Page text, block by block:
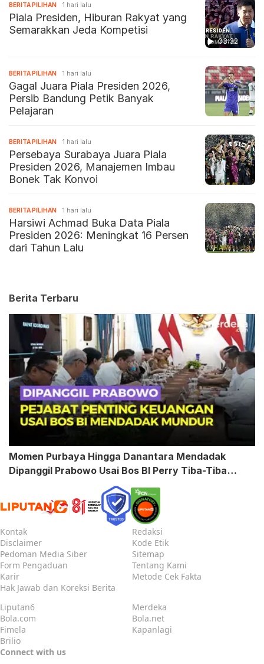
03:32
BERITA PILIHAN 1 hari lalu
Piala Presiden, Hiburan Rakyat yang
Semarakkan Jeda Kompetisi
BERITA PILIHAN 1 hari lalu
Gagal Juara Piala Presiden 2026,
Persib Bandung Petik Banyak
Pelajaran
BERITA PILIHAN 1 hari lalu
Persebaya Surabaya Juara Piala
Presiden 2026, Manajemen Imbau
Bonek Tak Konvoi
BERITA PILIHAN 1 hari lalu
Harsiwi Achmad Buka Data Piala
Presiden 2026: Meningkat 16 Persen
dari Tahun Lalu
Berita Terbaru
Momen Purbaya Hingga Danantara Mendadak
Dipanggil Prabowo Usai Bos BI Perry Tiba-Tiba
Kontak
Redaksi
Disclaimer
Kode Etik
Pedoman Media Siber
Sitemap
Form Pengaduan
Tentang Kami
Karir
Metode Cek Fakta
Hak Jawab dan Koreksi Berita
Liputan6
Merdeka
Bola.com
Bola.net
Fimela
Kapanlagi
Brilio
Connect with us